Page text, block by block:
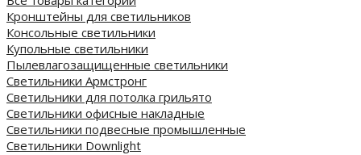
Кронштейны для светильников
Консольные светильники
Купольные светильники
Пылевлагозащищенные светильники
Светильники Армстронг
Светильники для потолка грильято
Светильники офисные накладные
Светильники подвесные промышленные
Светильники Downlight